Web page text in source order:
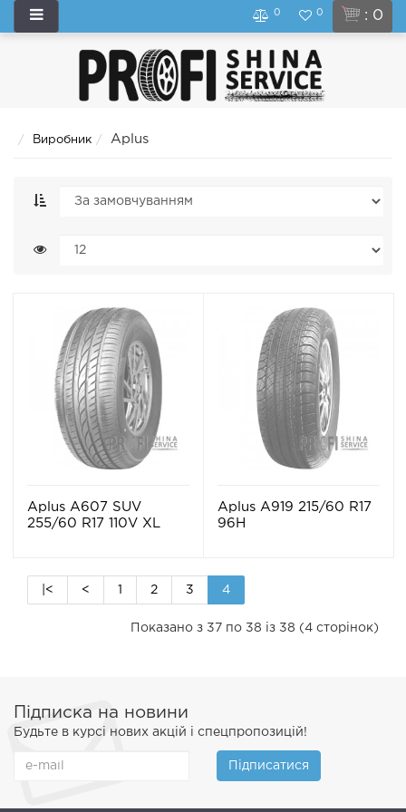
: 0
0 0
Виробник Aplus
Aplus A607 SUV
255/60 R17 110V XL
Aplus A919 215/60 R17
96H
|< < 1 2 3 4
Показано з 37 по 38 із 38 (4 сторінок)
Підписка на новини
Будьте в курсі нових акцій і спецпропозицій!
Підписатися